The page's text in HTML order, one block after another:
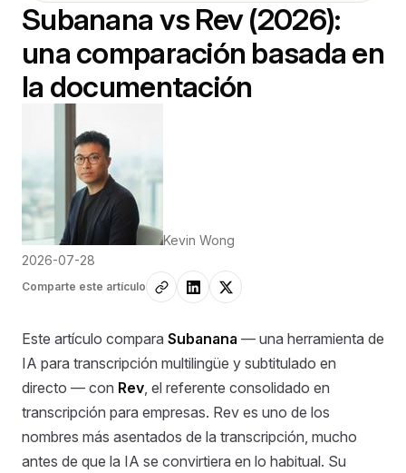
Subanana vs Rev (2026):
una comparación basada en
la documentación
Kevin Wong
2026-07-28
Comparte este artículo
Este artículo compara Subanana — una herramienta de
IA para transcripción multilingüe y subtitulado en
directo — con Rev, el referente consolidado en
transcripción para empresas. Rev es uno de los
nombres más asentados de la transcripción, mucho
antes de que la IA se convirtiera en lo habitual. Su